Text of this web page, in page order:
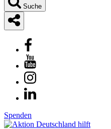
Suche
Spenden